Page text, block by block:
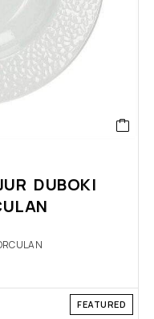
DUBOKI
FEATURED